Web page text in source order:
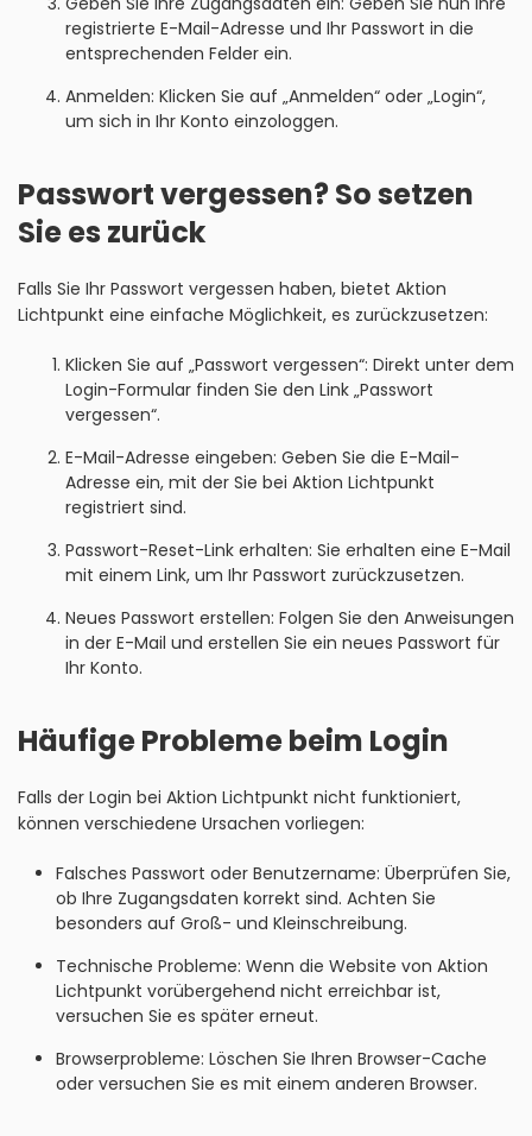
registrierte E-Mail-Adresse und Ihr Passwort in die
entsprechenden Felder ein.
Anmelden: Klicken Sie auf „Anmelden“ oder „Login“,
um sich in Ihr Konto einzologgen.
Passwort vergessen? So setzen
Sie es zurück
Falls Sie Ihr Passwort vergessen haben, bietet Aktion
Lichtpunkt eine einfache Möglichkeit, es zurückzusetzen:
Klicken Sie auf „Passwort vergessen“: Direkt unter dem
Login-Formular finden Sie den Link „Passwort
vergessen“.
E-Mail-Adresse eingeben: Geben Sie die E-Mail-
Adresse ein, mit der Sie bei Aktion Lichtpunkt
registriert sind.
Passwort-Reset-Link erhalten: Sie erhalten eine E-Mail
mit einem Link, um Ihr Passwort zurückzusetzen.
Neues Passwort erstellen: Folgen Sie den Anweisungen
in der E-Mail und erstellen Sie ein neues Passwort für
Ihr Konto.
Häufige Probleme beim Login
Falls der Login bei Aktion Lichtpunkt nicht funktioniert,
können verschiedene Ursachen vorliegen:
Falsches Passwort oder Benutzername: Überprüfen Sie,
ob Ihre Zugangsdaten korrekt sind. Achten Sie
besonders auf Groß- und Kleinschreibung.
Technische Probleme: Wenn die Website von Aktion
Lichtpunkt vorübergehend nicht erreichbar ist,
versuchen Sie es später erneut.
Browserprobleme: Löschen Sie Ihren Browser-Cache
oder versuchen Sie es mit einem anderen Browser.